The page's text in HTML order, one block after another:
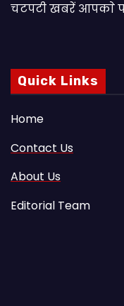
चटपटी खबरें आपकाे
Quick Links
Home
Contact Us
About Us
Editorial Team